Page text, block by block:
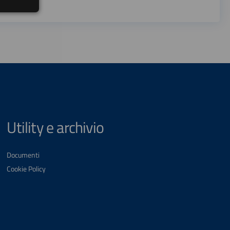
Utility e archivio
Documenti
Cookie Policy